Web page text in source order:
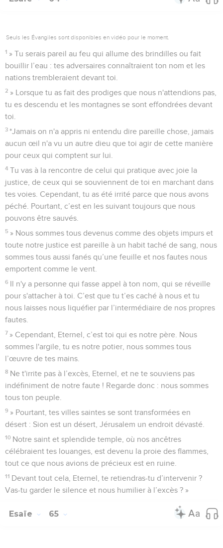
Seuls les Évangiles sont disponibles en vidéo pour le moment.
1 » Tu serais pareil au feu qui allume des brindilles ou fait
bouillir l’eau : tes adversaires connaîtraient ton nom et les
nations trembleraient devant toi.
2 » Lorsque tu as fait des prodiges que nous n'attendions pas,
tu es descendu et les montagnes se sont effondrées devant
toi.
3 *Jamais on n'a appris ni entendu dire pareille chose, jamais
aucun œil n'a vu un autre dieu que toi agir de cette manière
pour ceux qui comptent sur lui.
4 Tu vas à la rencontre de celui qui pratique avec joie la
justice, de ceux qui se souviennent de toi en marchant dans
tes voies. Cependant, tu as été irrité parce que nous avons
péché. Pourtant, c’est en les suivant toujours que nous
pouvons être sauvés.
5 » Nous sommes tous devenus comme des objets impurs et
toute notre justice est pareille à un habit taché de sang, nous
sommes tous aussi fanés qu’une feuille et nos fautes nous
emportent comme le vent.
6 Il n'y a personne qui fasse appel à ton nom, qui se réveille
pour s'attacher à toi. C’est que tu t’es caché à nous et tu
nous laisses nous liquéfier par l’intermédiaire de nos propres
fautes.
7 » Cependant, Eternel, c’est toi qui es notre père. Nous
sommes l'argile, tu es notre potier, nous sommes tous
l’œuvre de tes mains.
8 Ne t'irrite pas à l’excès, Eternel, et ne te souviens pas
indéfiniment de notre faute ! Regarde donc : nous sommes
tous ton peuple.
9 » Pourtant, tes villes saintes se sont transformées en
désert : Sion est un désert, Jérusalem un endroit dévasté.
10 Notre saint et splendide temple, où nos ancêtres
célébraient tes louanges, est devenu la proie des flammes,
tout ce que nous avions de précieux est en ruine.
11 Devant tout cela, Eternel, te retiendras-tu d’intervenir ?
Vas-tu garder le silence et nous humilier à l’excès ? »
Esaïe 65